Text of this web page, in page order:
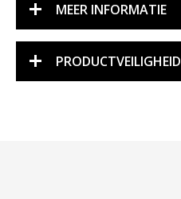
MEER INFORMATIE
PRODUCTVEILIGHEID